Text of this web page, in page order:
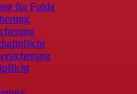
für Fulda